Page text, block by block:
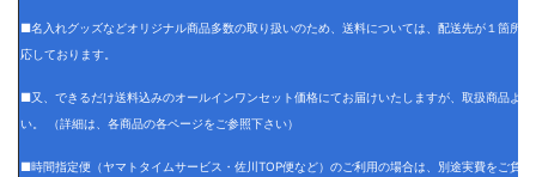
■名入れグッズなどオリジナル商品多数の取り扱いのため、送料については、配送先が１箇所
応しております。
■又、できるだけ送料込みのオールインワンセット価格にてお届けいたしますが、取扱商品よ
い。 （詳細は、各商品の各ページをご参照下さい）
■時間指定便（ヤマトタイムサービス・佐川TOP便など）のご利用の場合は、別途実費をご負